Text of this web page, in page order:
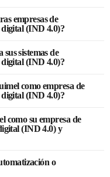
empresas de
(IND 4.0)?
sistemas de
(IND 4.0)?
como empresa de
(IND 4.0)?
como su empresa de
(IND 4.0) y
o